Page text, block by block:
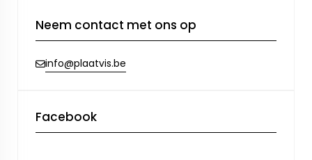
Neem contact met ons op
info@plaatvis.be
Facebook